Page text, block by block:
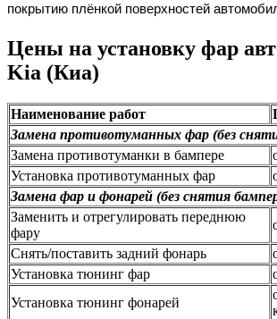
покрытию плёнкой поверхностей
Цены на установку фар
Kia (Киа)
Наименование работ
Замена противотуманных фар (без
Замена противотуманки в бампере
Установка противотуманных фар
Замена фар и фонарей (без снятия
Заменить и отрегулировать переднюю
фару
Снять/поставить задний фонарь
Установка тюнинг фар
Установка тюнинг фонарей